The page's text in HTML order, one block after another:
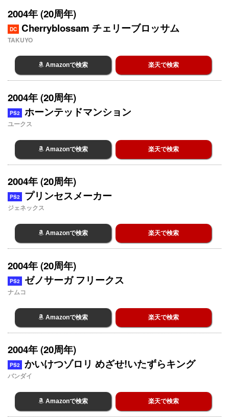
2004年 (20周年)
DC Cherryblossam チェリーブロッサム
TAKUYO
Amazonで検索 楽天で検索
2004年 (20周年)
PS2 ホーンテッドマンション
ユークス
Amazonで検索 楽天で検索
2004年 (20周年)
PS2 プリンセスメーカー
ジェネックス
Amazonで検索 楽天で検索
2004年 (20周年)
PS2 ゼノサーガ フリークス
ナムコ
Amazonで検索 楽天で検索
2004年 (20周年)
PS2 かいけつゾロリ めざせ!いたずらキング
バンダイ
Amazonで検索 楽天で検索